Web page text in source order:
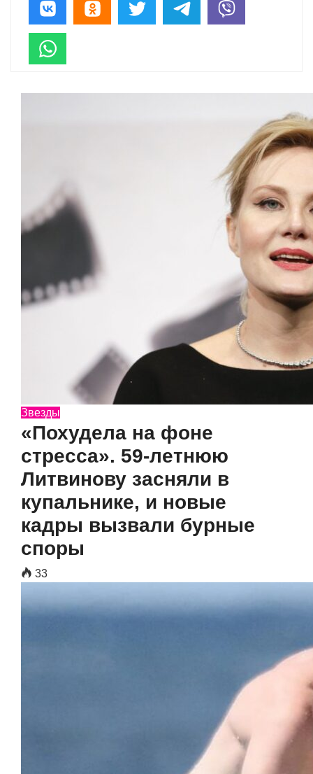
Звезды
«Похудела на фоне
стресса». 59-летнюю
Литвинову засняли в
купальнике, и новые
кадры вызвали бурные
споры
33